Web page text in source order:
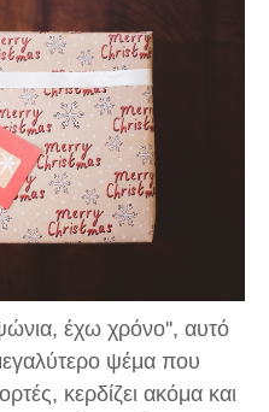
έχω χρόνο'', αυτό
μεγαλύτερο ψέμα που
κερδίζει ακόμα και